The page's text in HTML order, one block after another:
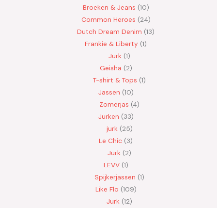
Broeken & Jeans 10
Common Heroes 24
Dutch Dream Denim 13
Frankie & Liberty 1
Jurk 1
Geisha 2
T-shirt & Tops 1
Jassen 10
Zomerjas 4
Jurken 33
jurk 25
Le Chic 3
Jurk 2
LEVV 1
Spijkerjassen 1
Like Flo 109
Jurk 12